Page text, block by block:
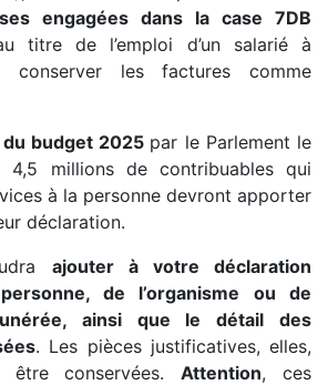
engagées dans la case 7DB
titre de l’emploi d’un salarié à
les factures comme
budget 2025 par le Parlement le
4,5 millions de contribuables qui
à la personne devront apporter
déclaration.
ajouter à votre déclaration
de l’organisme ou de
ainsi que le détail des
. Les pièces justificatives, elles,
être conservées.Attention, ces